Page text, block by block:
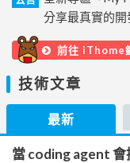
分享最真實的開
前往 iThome
技術文章
最新
當 coding agent 會